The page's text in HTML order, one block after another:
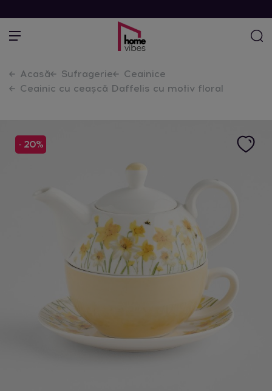
Acasă Sufragerie
Ceainice
Ceainic cu ceașcă Daffelis cu motiv floral
- 20%